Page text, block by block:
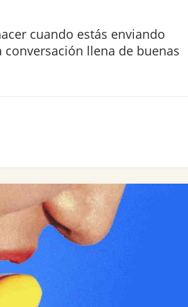
cuando estás enviando
llena de buenas